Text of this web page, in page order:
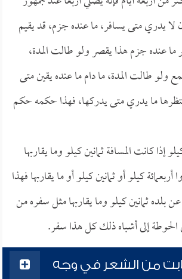
لا يدري متى يسافر، ما عنده جزم، قد يقيم
ما عنده جزم هذا يقصر ولو طالت المدة،
ولو طالت المدة، ما دام ما عنده يقين متى
ما يدري متى يدركها، فهذا حكمه حكم
إذا كانت المسافة ثمانين كيلو وما يقاربها
كيلو أو ثمانين كيلو أو ما يقاربها فهذا
بلده ثمانين كيلو وما يقاربها مثل سفره من
الحوطة إلى أشباه ذلك كل هذا سفر.
من الشعر في وجه